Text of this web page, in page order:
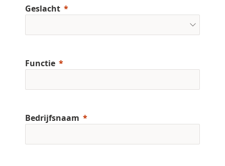
Geslacht
Functie
Bedrijfsnaam